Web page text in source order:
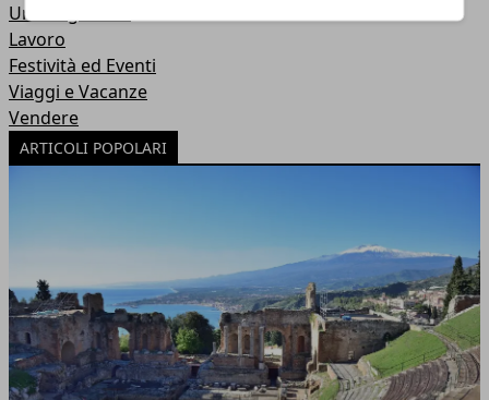
Uncategorized
Lavoro
Festività ed Eventi
Viaggi e Vacanze
Vendere
ARTICOLI POPOLARI